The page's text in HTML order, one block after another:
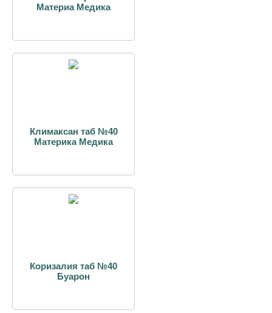
Материа Медика
Климаксан таб №40
Материка Медика
Коризалия таб №40
Буарон